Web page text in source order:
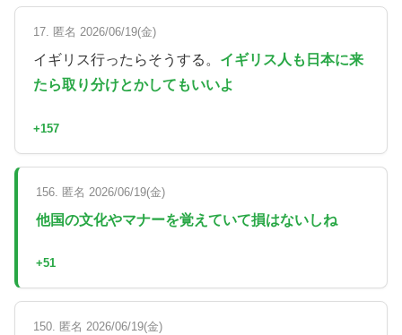
17. 匿名 2026/06/19(金)
イギリス行ったらそうする。 イギリス人も日本に来
たら取り分けとかしてもいいよ
+157
156. 匿名 2026/06/19(金)
他国の文化やマナーを覚えていて損はないしね
+51
150. 匿名 2026/06/19(金)